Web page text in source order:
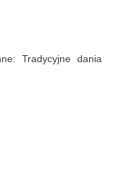
Tradycyjne dania